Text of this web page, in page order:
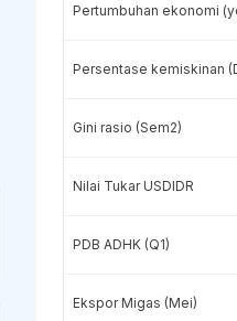
Pertumbuhan ekonomi
Persentase kemiskinan
Gini rasio (Sem2)
Nilai Tukar USDIDR
PDB ADHK (Q1)
Ekspor Migas (Mei)